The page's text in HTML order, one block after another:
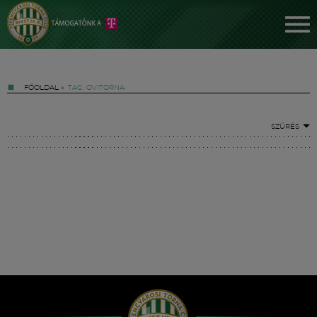
FŐOLDAL » TAG: OVITORNA
SZŰRÉS
Hírek